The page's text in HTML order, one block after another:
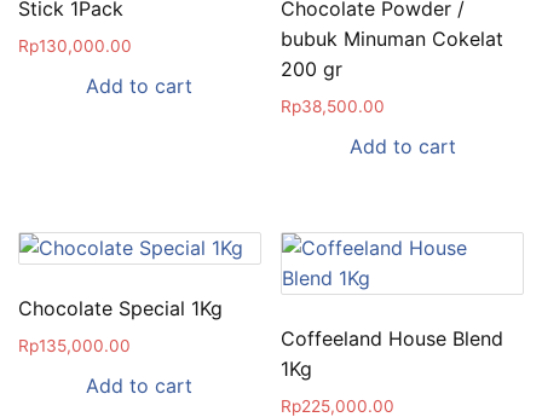
Stick 1Pack
Rp130,000.00
Add to cart
Chocolate Powder /
bubuk Minuman Cokelat
200 gr
Rp38,500.00
Add to cart
Chocolate Special 1Kg
Rp135,000.00
Add to cart
Coffeeland House Blend
1Kg
Rp225,000.00